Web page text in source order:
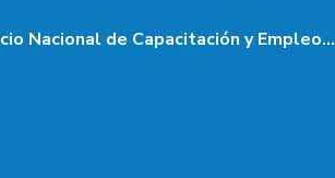
Nacional de Capacitación y Empleo…